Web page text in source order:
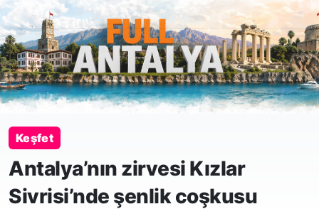
Keşfet
Antalya’nın zirvesi Kızlar
Sivrisi’nde şenlik coşkusu